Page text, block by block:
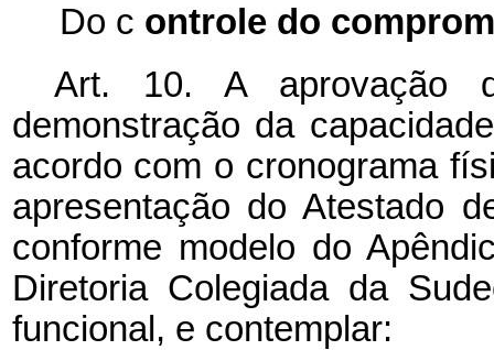
Do c ontrole do
Art. 10. A aprovação
demonstração da
acordo com o cronograma
apresentação do Atestado
conforme modelo do
Diretoria Colegiada da
funcional, e contemplar: